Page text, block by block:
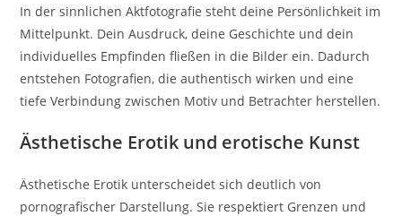
In der sinnlichen Aktfotografie steht deine Persönlichkeit im
Mittelpunkt. Dein Ausdruck, deine Geschichte und dein
individuelles Empfinden fließen in die Bilder ein. Dadurch
entstehen Fotografien, die authentisch wirken und eine
tiefe Verbindung zwischen Motiv und Betrachter herstellen.
Ästhetische Erotik und erotische Kunst
Ästhetische Erotik unterscheidet sich deutlich von
pornografischer Darstellung. Sie respektiert Grenzen und